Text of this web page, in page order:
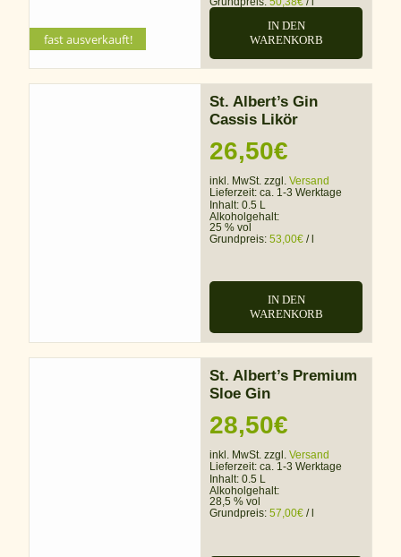
fast ausverkauft!
IN DEN
WARENKORB
St. Albert’s Gin
Cassis Likör
26,50€
inkl. MwSt. zzgl. Versand
Lieferzeit: ca. 1-3 Werktage
Inhalt: 0.5 L
Alkoholgehalt:
25 % vol
Grundpreis: 53,00€ /
IN DEN
WARENKORB
St. Albert’s Premium
Sloe Gin
28,50€
inkl. MwSt. zzgl. Versand
Lieferzeit: ca. 1-3 Werktage
Inhalt: 0.5 L
Alkoholgehalt:
28,5 % vol
Grundpreis: 57,00€ /